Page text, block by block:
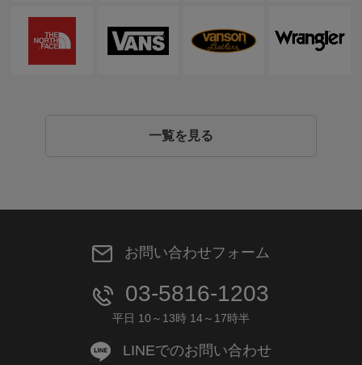
一覧を見る
お問い合わせフォーム
03-5816-1203
平日 10～13時 14～17時半
LINEでのお問い合わせ